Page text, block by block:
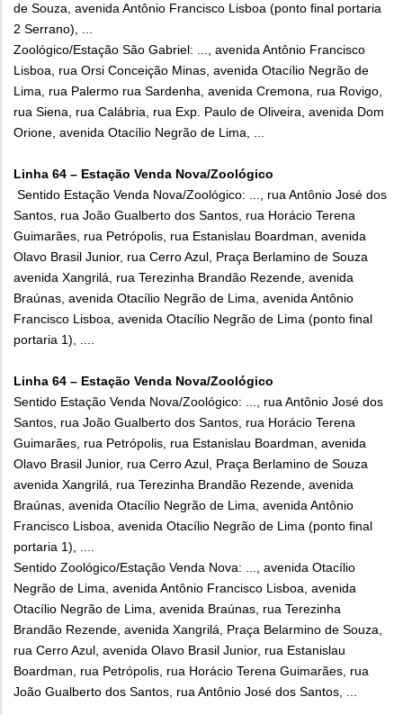
de Souza, avenida Antônio Francisco Lisboa (ponto final portaria
2 Serrano), ...
Zoológico/Estação São Gabriel: ..., avenida Antônio Francisco
Lisboa, rua Orsi Conceição Minas, avenida Otacílio Negrão de
Lima, rua Palermo rua Sardenha, avenida Cremona, rua Rovigo,
rua Siena, rua Calábria, rua Exp. Paulo de Oliveira, avenida Dom
Orione, avenida Otacílio Negrão de Lima, ...
Linha 64 – Estação Venda Nova/Zoológico
Sentido Estação Venda Nova/Zoológico: ..., rua Antônio José dos
Santos, rua João Gualberto dos Santos, rua Horácio Terena
Guimarães, rua Petrópolis, rua Estanislau Boardman, avenida
Olavo Brasil Junior, rua Cerro Azul, Praça Berlamino de Souza
avenida Xangrilá, rua Terezinha Brandão Rezende, avenida
Braúnas, avenida Otacílio Negrão de Lima, avenida Antônio
Francisco Lisboa, avenida Otacílio Negrão de Lima (ponto final
portaria 1), ....
Linha 64 – Estação Venda Nova/Zoológico
Sentido Estação Venda Nova/Zoológico: ..., rua Antônio José dos
Santos, rua João Gualberto dos Santos, rua Horácio Terena
Guimarães, rua Petrópolis, rua Estanislau Boardman, avenida
Olavo Brasil Junior, rua Cerro Azul, Praça Berlamino de Souza
avenida Xangrilá, rua Terezinha Brandão Rezende, avenida
Braúnas, avenida Otacílio Negrão de Lima, avenida Antônio
Francisco Lisboa, avenida Otacílio Negrão de Lima (ponto final
portaria 1), ....
Sentido Zoológico/Estação Venda Nova: ..., avenida Otacílio
Negrão de Lima, avenida Antônio Francisco Lisboa, avenida
Otacílio Negrão de Lima, avenida Braúnas, rua Terezinha
Brandão Rezende, avenida Xangrilá, Praça Belarmino de Souza,
rua Cerro Azul, avenida Olavo Brasil Junior, rua Estanislau
Boardman, rua Petrópolis, rua Horácio Terena Guimarães, rua
João Gualberto dos Santos, rua Antônio José dos Santos, ...